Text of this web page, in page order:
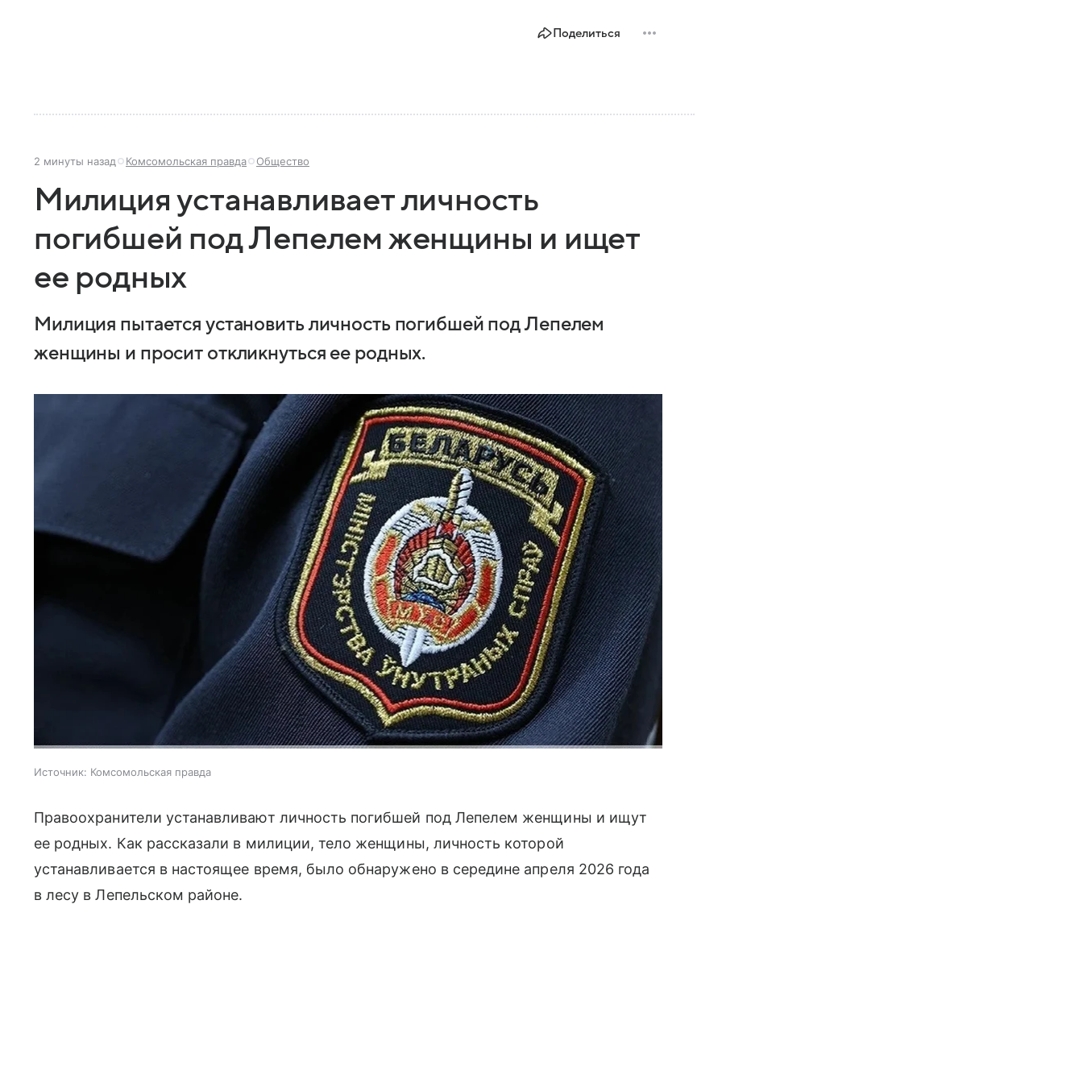
Поделиться
2 минуты назад Комсомольская правда Общество
Милиция устанавливает личность
погибшей под Лепелем женщины и ищет
ее родных
Милиция пытается установить личность погибшей под Лепелем
женщины и просит откликнуться ее родных.
Источник: Комсомольская правда
Правоохранители устанавливают личность погибшей под Лепелем женщины и ищут
ее родных. Как рассказали в милиции, тело женщины, личность которой
устанавливается в настоящее время, было обнаружено в середине апреля 2026 года
в лесу в Лепельском районе.